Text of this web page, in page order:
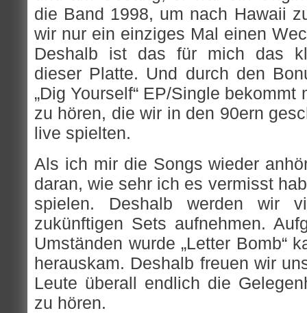
die Band 1998, um nach Hawaii
wir nur ein einziges Mal einen
Deshalb ist das für mich das
dieser Platte. Und durch den
„Dig Yourself“ EP/Single
zu hören, die wir in den 90ern
live spielten.
Als ich mir die Songs wieder
daran, wie sehr ich es vermisst
spielen. Deshalb werden wir
zukünftigen Sets aufnehmen.
Umständen wurde „Letter Bomb“
herauskam. Deshalb freuen wir
Leute überall endlich die
zu hören.